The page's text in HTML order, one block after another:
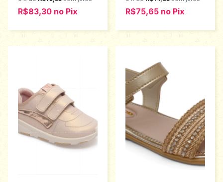
R$83,30 no Pix R$75,65 no Pix